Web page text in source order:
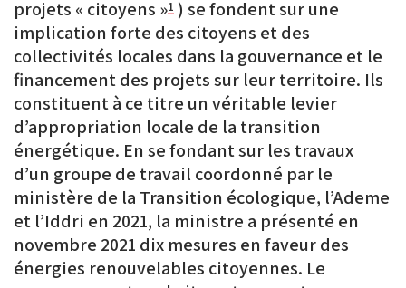
projets « citoyens »1 ) se fondent sur une
implication forte des citoyens et des
collectivités locales dans la gouvernance et le
financement des projets sur leur territoire. Ils
constituent à ce titre un véritable levier
d’appropriation locale de la transition
énergétique. En se fondant sur les travaux
d’un groupe de travail coordonné par le
ministère de la Transition écologique, l’Ademe
et l’Iddri en 2021, la ministre a présenté en
novembre 2021 dix mesures en faveur des
énergies renouvelables citoyennes. Le